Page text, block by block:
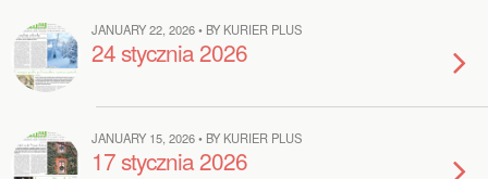
JANUARY 22, 2026 • BY KURIER PLUS
24 stycznia 2026
JANUARY 15, 2026 • BY KURIER PLUS
17 stycznia 2026